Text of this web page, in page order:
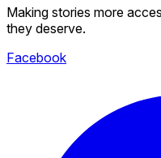
Making stories more
they deserve.
Facebook